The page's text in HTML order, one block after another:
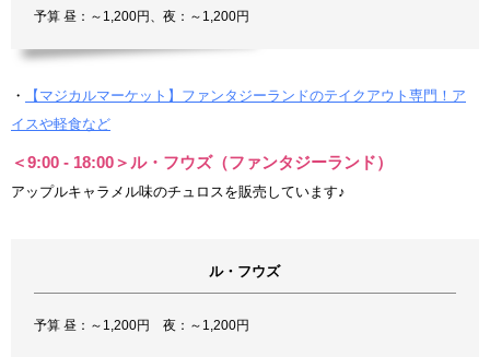
予算 昼：～1,200円、夜：～1,200円
・
【マジカルマーケット】ファンタジーランドのテイクアウト専門！ア
イスや軽食など
＜9:00 - 18:00＞ル・フウズ（ファンタジーランド）
アップルキャラメル味のチュロスを販売しています♪
ル・フウズ
予算 昼：～1,200円 夜：～1,200円